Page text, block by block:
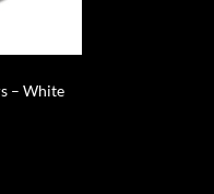
– White